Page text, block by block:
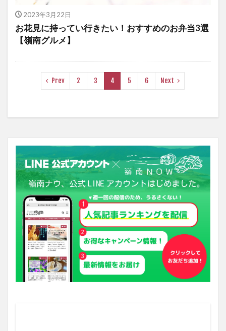
2023年3月22日
お花見に持ってい行きたい！おすすめのお弁当3選
【嶺南グルメ】
Prev 2 3 4 5 6 Next